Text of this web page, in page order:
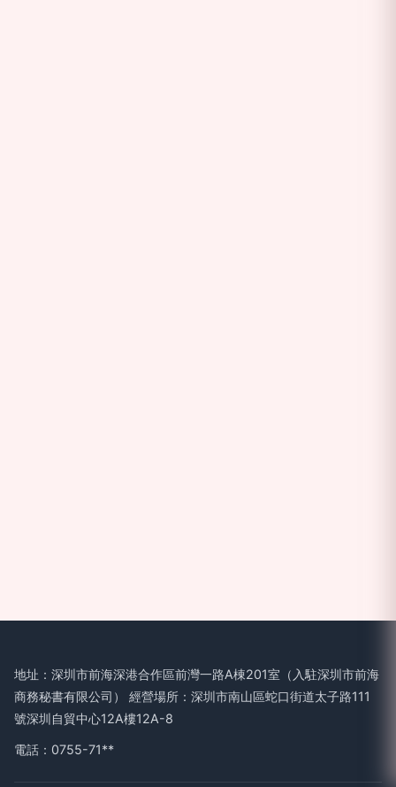
地址：深圳市前海深港合作區前灣一路A棟201室（入駐深圳市前海
商務秘書有限公司） 經營場所：深圳市南山區蛇口街道太子路111
號深圳自貿中心12A樓12A-8
電話：0755-71**